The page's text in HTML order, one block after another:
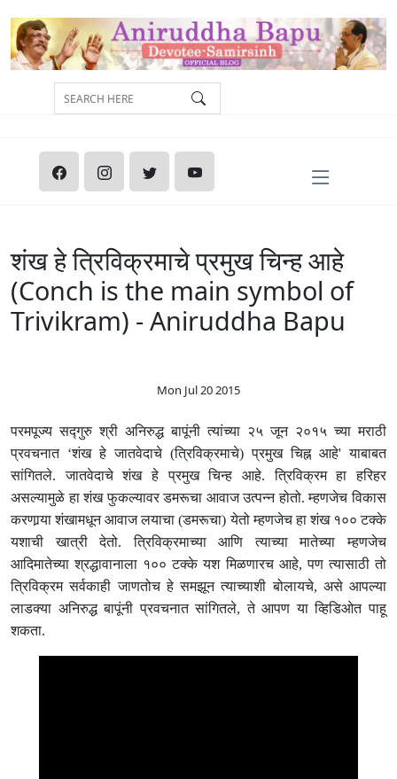
शंख हे त्रिविक्रमाचे प्रमुख चिन्ह आहे
(Conch is the main symbol of
Trivikram) - Aniruddha Bapu‬
Mon Jul 20 2015
परमपूज्य सद्‍गुरु श्री अनिरुद्ध बापूंनी त्यांच्या २५ जून २०१५ च्या मराठी
प्रवचनात ‘शंख हे जातवेदाचे (त्रिविक्रमाचे) प्रमुख चिह्न आहे' याबाबत
सांगितले. जातवेदाचे शंख हे प्रमुख चिन्ह आहे. त्रिविक्रम हा हरिहर
असल्यामुळे हा शंख फुकल्यावर डमरूचा आवाज उत्पन्न होतो. म्हणजेच विकास
करणार्‍या शंखामधून आवाज लयाचा (डमरूचा) येतो म्हणजेच हा शंख १०० टक्के
यशाची खात्री देतो. त्रिविक्रमाच्या आणि त्याच्या मातेच्या म्हणजेच
आदिमातेच्या श्रद्धावानाला १०० टक्के यश मिळणारच आहे, पण त्यासाठी तो
त्रिविक्रम सर्वकाही जाणतोच हे समझून त्याच्याशी बोलायचे, असे आपल्या
लाडक्या अनिरुद्ध बापूंनी प्रवचनात सांगितले, ते आपण या व्हिडिओत पाहू
शकता.